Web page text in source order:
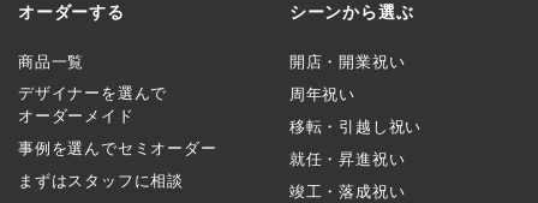
オーダーする
商品一覧
デザイナーを選んで
オーダーメイド
事例を選んでセミオーダー
まずはスタッフに相談
シーンから選ぶ
開店・開業祝い
周年祝い
移転・引越し祝い
就任・昇進祝い
竣工・落成祝い